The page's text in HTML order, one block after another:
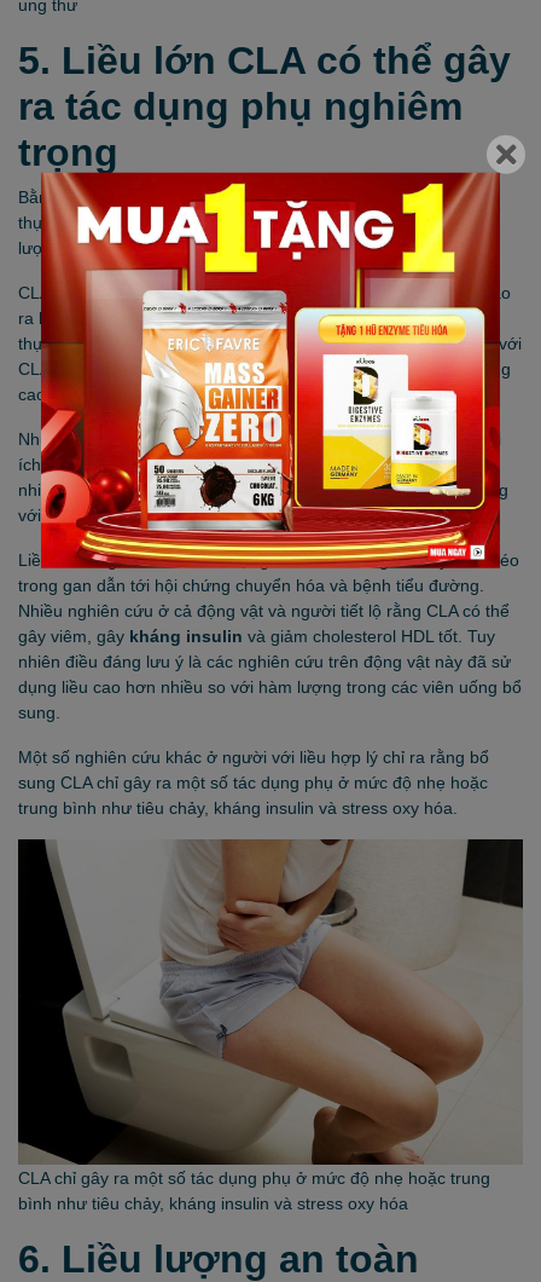
ung thư
5. Liều lớn CLA có thể gây
ra tác dụng phụ nghiêm
trọng
Bằng chứng cho thấy tiêu thụ một lượng nhỏ
tự nhiên từ
thực phẩm thì có lợi cho sức khỏe. Tuy nhiên tiêu thụ một hàm
lượng lớn thì lại phản tác dụng.
CLA trong các chất bổ sung như thực phẩm chức năng được tạo
ra bằng cách thay đổi cấu trúc hóa học của axit linoleic từ dầu
thực vật. Các
axit linoleic liên hợp
này thường có dạng khác với
CLA được tìm thấy tự nhiên trong thực phẩm. Liều bổ sung cũng
cao hơn nhiều so với lượng lấy ra từ sữa hoặc thịt.
Như thường lệ, một số phân tử và chất dinh dưỡng mang lại lợi
ích cho sức khoẻ chỉ khi chúng được lấy từ các thực phẩm tự
nhiên với hàm lượng nhỏ - nhưng chúng trở nên có hại khi dùng
với liều lượng lớn.
Liều bổ sung CLA với hàm lượng lớn có thể tăng tích lũy chất béo
trong gan dẫn tới hội chứng chuyển hóa và bệnh tiểu đường.
Nhiều nghiên cứu ở cả động vật và người tiết lộ rằng CLA có thể
gây viêm, gây kháng insulin và giảm cholesterol HDL tốt. Tuy
nhiên điều đáng lưu ý là các nghiên cứu trên động vật này đã sử
dụng liều cao hơn nhiều so với hàm lượng trong các viên uống bổ
sung.
Một số nghiên cứu khác ở người với liều hợp lý chỉ ra rằng bổ
sung CLA chỉ gây ra một số tác dụng phụ ở mức độ nhẹ hoặc
trung bình như tiêu chảy, kháng insulin và stress oxy hóa.
CLA chỉ gây ra một số tác dụng phụ ở mức độ nhẹ hoặc trung
bình như tiêu chảy, kháng insulin và stress oxy hóa
6. Liều lượng an toàn